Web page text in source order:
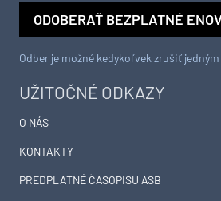
UŽITOČNÉ ODKAZY
O NÁS
KONTAKTY
PREDPLATNÉ ČASOPISU ASB
ODOBERAŤ BEZPLATNÉ
Odber je možné kedykoľvek zrušiť